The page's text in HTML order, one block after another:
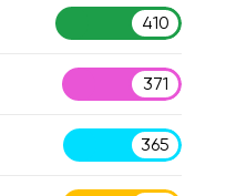
410
371
365